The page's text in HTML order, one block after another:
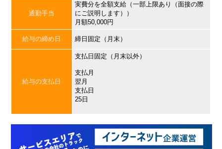
通勤手当
実費分を全額支給（一部上限あり（面接の際
にご説明します））
月額50,000円
給与の締め日 締日固定（月末）
給与の支払日
支払日固定（月末以外）
支払月
翌月
支払日
25日